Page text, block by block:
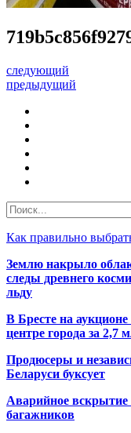
следующий
предыдущий
Как правильно
Землю накрыло
следы древнего
льду
В Бресте на
центре города за 2,7
Продюсеры и
Беларуси буксует
Аварийное вскрытие
багажников